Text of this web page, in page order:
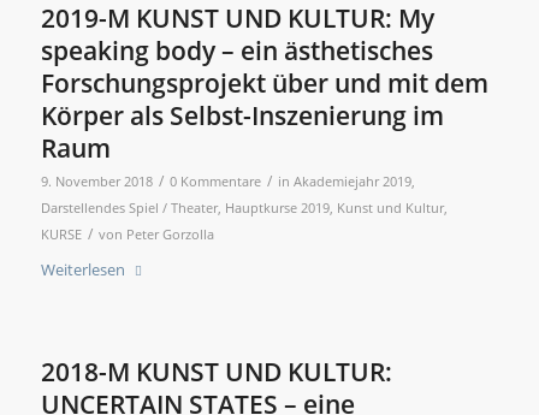
2019-M KUNST UND KULTUR: My
speaking body – ein ästhetisches
Forschungsprojekt über und mit dem
Körper als Selbst-Inszenierung im
Raum
9. November 2018 / 0 Kommentare / in Akademiejahr 2019,
Darstellendes Spiel / Theater, Hauptkurse 2019, Kunst und Kultur,
KURSE / von Peter Gorzolla
Weiterlesen
2018-M KUNST UND KULTUR:
UNCERTAIN STATES – eine